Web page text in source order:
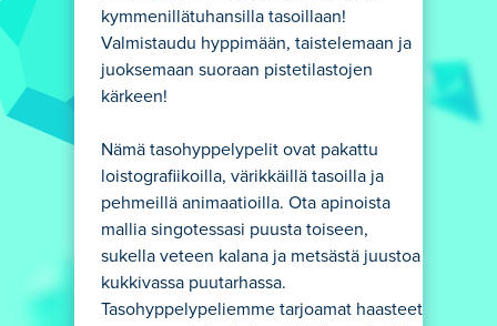
kymmenillätuhansilla tasoillaan!
Valmistaudu hyppimään, taistelemaan ja
juoksemaan suoraan pistetilastojen
kärkeen!
Nämä tasohyppelypelit ovat pakattu
loistografiikoilla, värikkäillä tasoilla ja
pehmeillä animaatioilla. Ota apinoista
mallia singotessasi puusta toiseen,
sukella veteen kalana ja metsästä juustoa
kukkivassa puutarhassa.
Tasohyppelypeliemme tarjoamat haasteet